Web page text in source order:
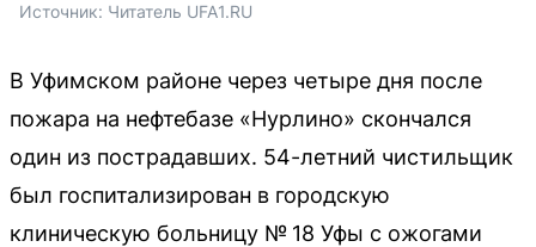
Источник: Читатель UFA1.RU
В Уфимском районе через четыре дня после
пожара на нефтебазе «Нурлино» скончался
один из пострадавших. 54-летний чистильщик
был госпитализирован в городскую
клиническую больницу № 18 Уфы с ожогами